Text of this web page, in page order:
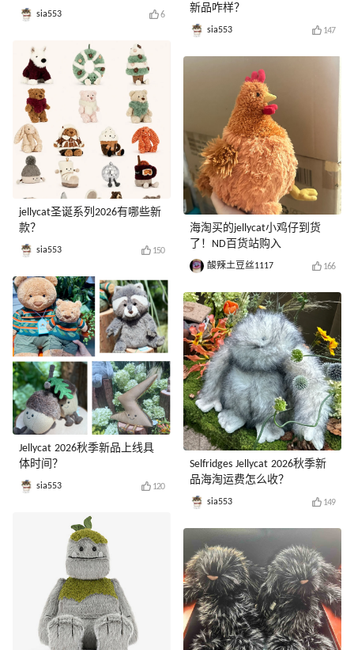
sia553 6
jellycat圣诞系列2026有哪些新
款？
sia553 150
Jellycat 2026秋季新品上线具
体时间？
sia553 120
新品咋样？
sia553 147
海淘买的jellycat小鸡仔到货
了！ND百货站购入
酸辣土豆丝1117 166
Selfridges Jellycat 2026秋季新
品海淘运费怎么收？
sia553 149